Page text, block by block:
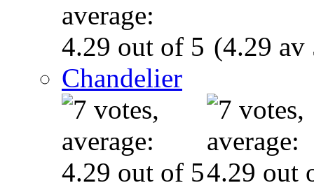
(4.29 av
Chandelier